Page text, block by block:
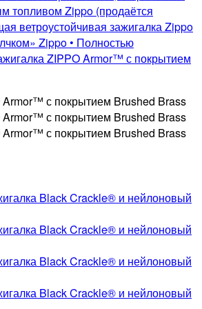
топливом Zippo (продаётся
ветроустойчивая зажигалка Zippo
Zippo • Полностью
ZIPPO Armor™ с покрытием